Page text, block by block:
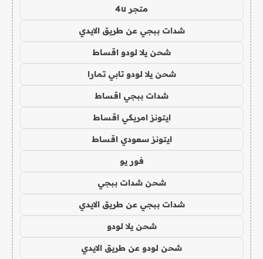
متجر 4u
شدات ببجي عن طريق الايدي
شحن يلا لودو اقساط
شحن يلا لودو تابي تمارا
شدات ببجي اقساط
ايتونز امريكي اقساط
ايتونز سعودي اقساط
فور يو
شحن شدات ببجي
شدات ببجي عن طريق الايدي
شحن يلا لودو
شحن لودو عن طريق الايدي